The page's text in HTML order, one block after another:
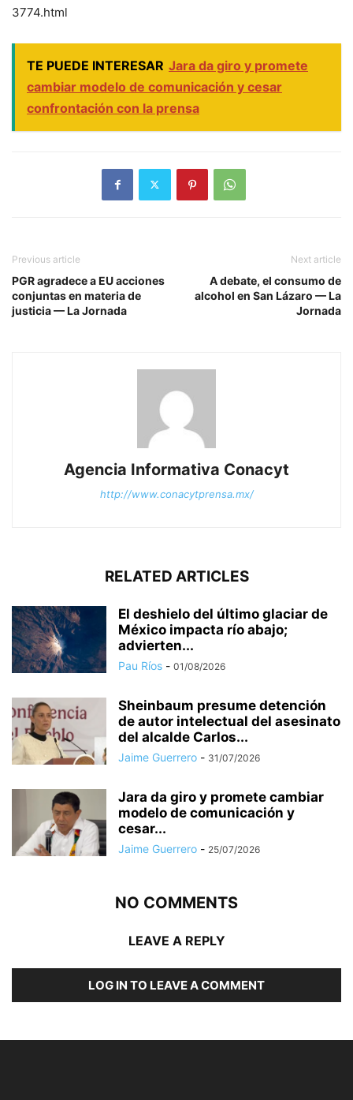
3774.html
TE PUEDE INTERESAR Jara da giro y promete
cambiar modelo de comunicación y cesar
confrontación con la prensa
Previous article
PGR agradece a EU acciones
conjuntas en materia de
justicia — La Jornada
Next article
A debate, el consumo de
alcohol en San Lázaro — La
Jornada
Agencia Informativa Conacyt
http://www.conacytprensa.mx/
RELATED ARTICLES
El deshielo del último glaciar de
México impacta río abajo;
advierten...
Pau Ríos - 01/08/2026
Sheinbaum presume detención
de autor intelectual del asesinato
del alcalde Carlos...
Jaime Guerrero - 31/07/2026
Jara da giro y promete cambiar
modelo de comunicación y
cesar...
Jaime Guerrero - 25/07/2026
NO COMMENTS
LEAVE A REPLY
LOG IN TO LEAVE A COMMENT